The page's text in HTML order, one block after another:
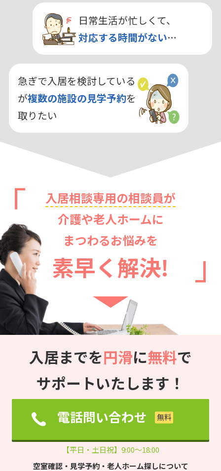
日常生活が忙しくて、
対応する時間がない…
急ぎで入居を検討している
が複数の施設の見学予約を
取りたい
入居相談専用の相談員が
介護や老人ホームに
まつわるお悩みを
素早く解決!
入居までを円滑に無料で
サポートいたします！
電話問い合わせ
【平日・土日祝】9:00～18:00
空室確認・見学予約・老人ホーム探しについて